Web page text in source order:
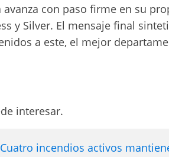
avanza con paso firme en su
y Silver. El mensaje final
a este, el mejor
interesar.
Cuatro incendios activos